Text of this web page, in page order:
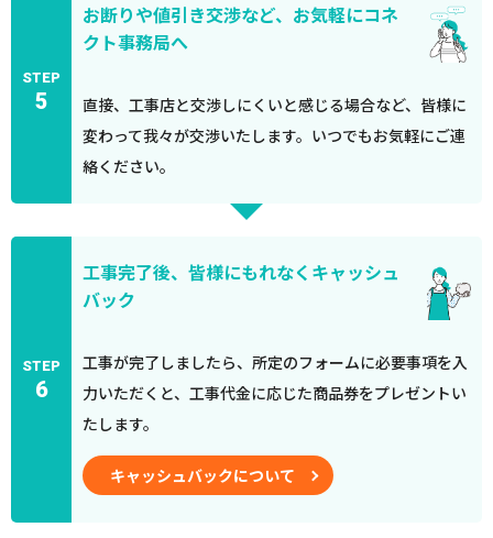
STEP
5
お断りや値引き交渉など、お気軽にコネ
クト事務局へ
直接、工事店と交渉しにくいと感じる場合など、皆様に
変わって我々が交渉いたします。いつでもお気軽にご連
絡ください。
STEP
6
工事完了後、皆様にもれなくキャッシュ
バック
工事が完了しましたら、所定のフォームに必要事項を入
力いただくと、工事代金に応じた商品券をプレゼントい
たします。
キャッシュバックについて